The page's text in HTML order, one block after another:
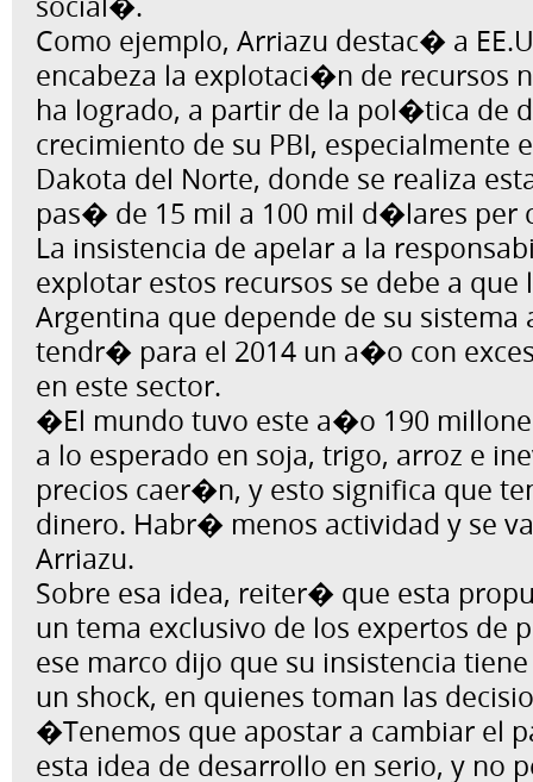
Como ejemplo, Arriazu destac� a
encabeza la explotaci�n de recursos
ha logrado, a partir de la pol�tica de
crecimiento de su PBI, especialmente
Dakota del Norte, donde se realiza
pas� de 15 mil a 100 mil d�lares per
La insistencia de apelar a la
explotar estos recursos se debe a
Argentina que depende de su
tendr� para el 2014 un a�o con
en este sector.
�El mundo tuvo este a�o 190
a lo esperado en soja, trigo, arroz e
precios caer�n, y esto significa que
dinero. Habr� menos actividad y se
Arriazu.
Sobre esa idea, reiter� que esta
un tema exclusivo de los expertos
ese marco dijo que su insistencia
un shock, en quienes toman las
�Tenemos que apostar a cambiar el
esta idea de desarrollo en serio, y no